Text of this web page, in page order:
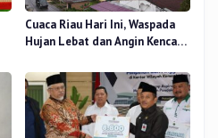
Cuaca Riau Hari Ini, Waspada
Hujan Lebat dan Angin Kencang